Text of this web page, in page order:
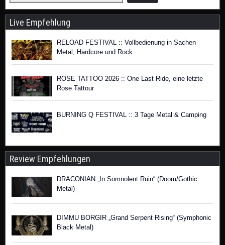
Live Empfehlung
RELOAD FESTIVAL :: Vollbedienung in Sachen
Metal, Hardcore und Rock
ROSE TATTOO 2026 :: One Last Ride, eine letzte
Rose Tattour
BURNING Q FESTIVAL :: 3 Tage Metal & Camping
Review Empfehlungen
DRACONIAN „In Somnolent Ruin“ (Doom/Gothic
Metal)
DIMMU BORGIR „Grand Serpent Rising“ (Symphonic
Black Metal)